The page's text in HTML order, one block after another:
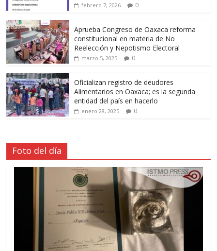
febrero 7, 2026 0
Aprueba Congreso de Oaxaca reforma
constitucional en materia de No
Reelección y Nepotismo Electoral
marzo 5, 2025 0
Oficializan registro de deudores
Alimentarios en Oaxaca; es la segunda
entidad del país en hacerlo
enero 28, 2025 0
Foto del día